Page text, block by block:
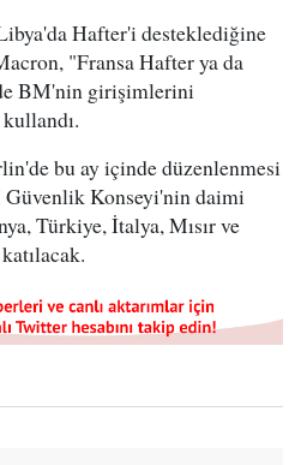
Hafter'i desteklediğine
"Fransa Hafter ya da
BM'nin girişimlerini
bu ay içinde düzenlenmesi
Konseyi'nin daimi
Türkiye, İtalya, Mısır ve